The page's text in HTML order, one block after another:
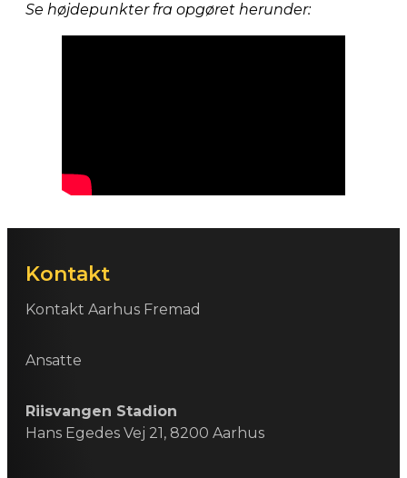
Se højdepunkter fra opgøret herunder:
Kontakt
Kontakt Aarhus Fremad
Ansatte
Riisvangen Stadion
Hans Egedes Vej 21, 8200 Aarhus